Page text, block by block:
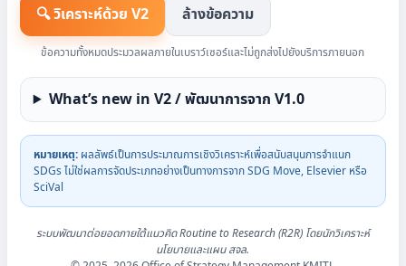
🔍 วิเคราะห์ด้วย V2 ล้างข้อความ
ข้อความทั้งหมดประมวลผลภายในเบราว์เซอร์และไม่ถูกส่งไปยังบริการภายนอก
What’s new in V2 / พัฒนาการจาก V1.0
หมายเหตุ:ผลลัพธ์เป็นการประมาณการเชิงวิเคราะห์เพื่อสนับสนุนการจำแนก
SDGs ไม่ใช่ผลการจัดประเภทอย่างเป็นทางการจาก SDG Move, Elsevier หรือ
SciVal
ระบบพัฒนาต่อยอดภายใต้แนวคิด Routine to Research (R2R) โดยนักวิเคราะห์
นโยบายและแผน สจล.